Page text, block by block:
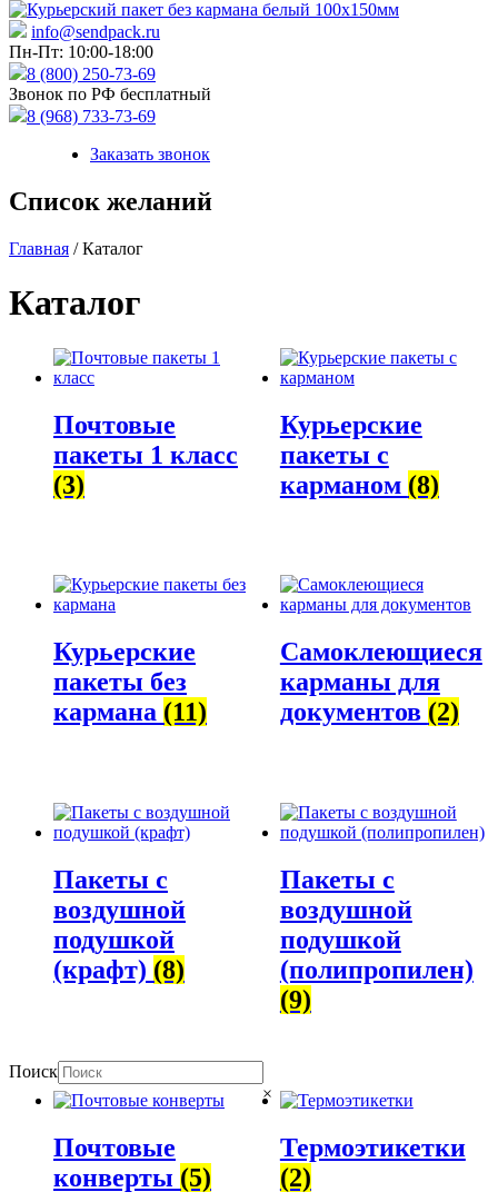
info@sendpack.ru
Пн-Пт: 10:00-18:00
8 (800) 250-73-69
Звонок по РФ бесплатный
8 (968) 733-73-69
Заказать звонок
Список желаний
Главная / Каталог
Каталог
Почтовые
пакеты 1 класс
(3)
Курьерские
пакеты с
карманом (8)
Курьерские
пакеты без
кармана (11)
Самоклеющиеся
карманы для
документов (2)
Пакеты с
воздушной
подушкой
(крафт) (8)
Пакеты с
воздушной
подушкой
(полипропилен)
(9)
Почтовые
конверты (5)
Термоэтикетки
(2)
Поиск
×